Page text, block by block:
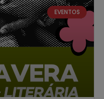
EVENTOS